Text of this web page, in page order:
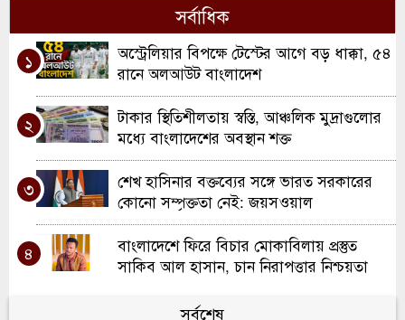
৭ মৌলভীবাজারে ১৩ ডাকাতের যাবজ্জীবন কারাদণ্ড
৮
কুলাউড়ায় ইউএনও পদে রদবদল, দায়িত্বে
আসছেন সানজিদা আক্তার
৯
রবিরবাজার-কর্মধা সড়ক সংস্কারে অনিয়মের
অভিযোগ
১০
শ্রীমঙ্গলে মসজিদে ফজরের নামাজরত অবস্থায়
মুসল্লি খুন
সর্বাধিক
১
অস্ট্রেলিয়ার বিপক্ষে টেস্টের আগে বড় ধাক্কা, ৫৪
রানে অলআউট বাংলাদেশ
২
টাকার স্থিতিশীলতায় স্বস্তি, আঞ্চলিক মুদ্রাগুলোর
মধ্যে বাংলাদেশের অবস্থান শক্ত
৩
শেখ হাসিনার বক্তব্যের সঙ্গে ভারত সরকারের
কোনো সম্পৃক্ততা নেই: জয়সওয়াল
৪
বাংলাদেশে ফিরে বিচার মোকাবিলায় প্রস্তুত
সাকিব আল হাসান, চান নিরাপত্তার নিশ্চয়তা
বার্সেলোনায় কাতালোনিয়া বিএনপির সংবর্ধনা:
সর্বশেষ